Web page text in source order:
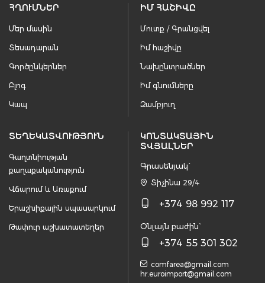
ՀՂՈՒՄՆԵՐ
Մեր մասին
Տեսադարան
Գործընկերներ
Բլոգ
Կապ
ԻՄ ՀԱՇԻՎԸ
Մուտք / Գրանցվել
Իմ հաշիվը
Նախընտրածներ
Իմ գնումները
Զամբյուղ
ՏԵՂԵԿԱՏՎՈՒԹՅՈՒՆ
Գաղտնիության
քաղաքականություն
Վճարում և Առաքում
Երաշխիքային սպասարկում
Թափուր աշխատատեղեր
ԿՈՆՏԱԿՏԱՅԻՆ
ՏՎՅԱԼՆԵՐ
Գրասենյակ`
Տիչինա 29/4
+374 98 992 117
Օնլայն բաժին`
+374 55 301 302
comfarea@gmail.com
hr.euroimport@gmail.com